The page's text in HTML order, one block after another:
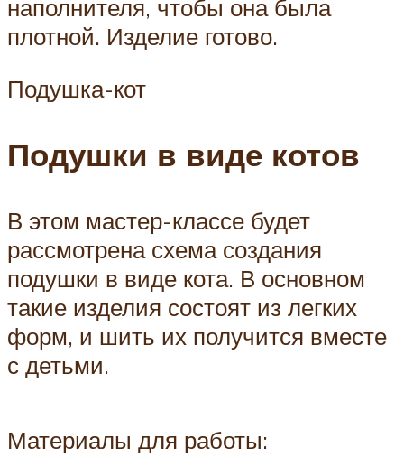
наполнителя, чтобы она была
плотной. Изделие готово.
Подушка-кот
Подушки в виде котов
В этом мастер-классе будет
рассмотрена схема создания
подушки в виде кота. В основном
такие изделия состоят из легких
форм, и шить их получится вместе
с детьми.
Материалы для работы: